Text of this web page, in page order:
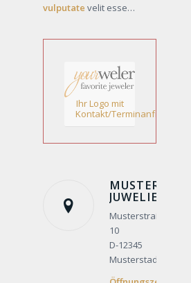
vulputate velit esse…
Ihr Logo mit
Kontakt/Terminanfrage!
MUSTER
JUWELIER
Musterstraße
10
D-12345
Musterstadt